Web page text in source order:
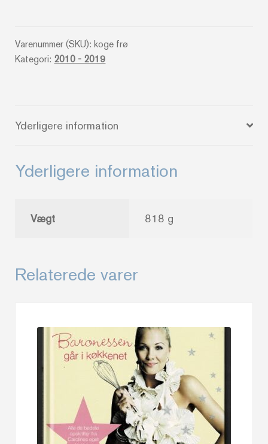
uåbnet
folie
Varenummer (SKU):koge frø
Kategori: 2010 - 2019
Yderligere information
Yderligere information
Vægt 818 g
Relaterede varer